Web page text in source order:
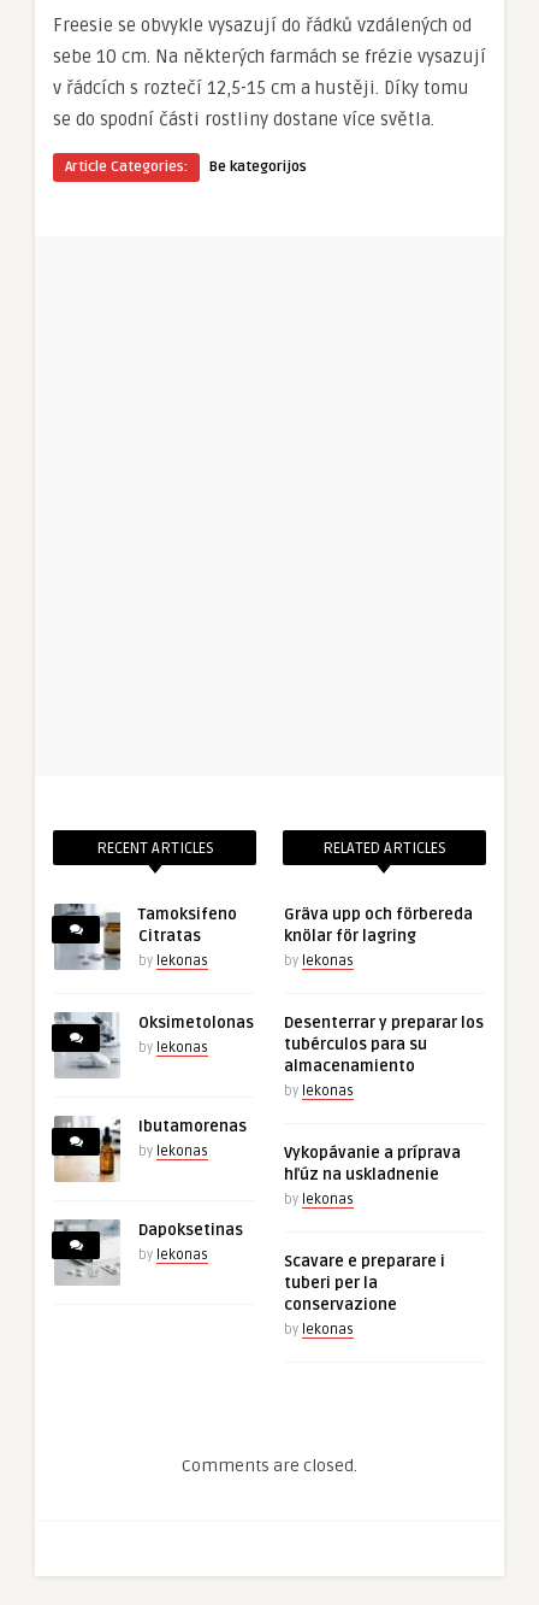
Freesie se obvykle vysazují do řádků vzdálených od
sebe 10 cm. Na některých farmách se frézie vysazují
v řádcích s roztečí 12,5-15 cm a hustěji. Díky tomu
se do spodní části rostliny dostane více světla.
Article Categories: Be kategorijos
RECENT ARTICLES
Tamoksifeno
Citratas
by lekonas
Oksimetolonas
by lekonas
Ibutamorenas
by lekonas
Dapoksetinas
by lekonas
RELATED ARTICLES
Gräva upp och förbereda
knölar för lagring
by lekonas
Desenterrar y preparar los
tubérculos para su
almacenamiento
by lekonas
Vykopávanie a príprava
hľúz na uskladnenie
by lekonas
Scavare e preparare i
tuberi per la
conservazione
by lekonas
Comments are closed.